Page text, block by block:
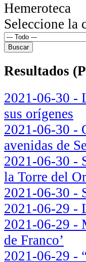
Hemeroteca
Seleccione la
Resultados
2021-06-30 -
sus orígenes
2021-06-30 -
avenidas de
2021-06-30 -
la Torre del
2021-06-30 -
2021-06-29 -
2021-06-29 -
de Franco’
2021-06-29 -